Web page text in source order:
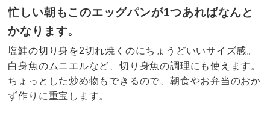
忙しい朝もこのエッグパンが1つあればなんと
かなります。
塩鮭の切り身を2切れ焼くのにちょうどいいサイズ感。
白身魚のムニエルなど、切り身魚の調理にも使えます。
ちょっとした炒め物もできるので、朝食やお弁当のおか
ず作りに重宝します。